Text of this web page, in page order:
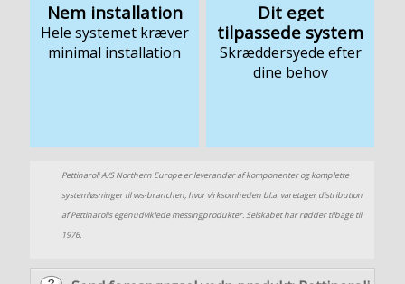
Nem installation
Hele systemet kræver
minimal installation
Dit eget
tilpassede system
Skræddersyede efter
dine behov
Pettinaroli A/S Northern Europe er leverandør af komponenter og komplette
systemløsninger til vvs-branchen, hvor virksomheden bl.a. varetager distribution
af Pettinarolis egenudviklede messingprodukter. Selskabet har rødder tilbage til
1976.